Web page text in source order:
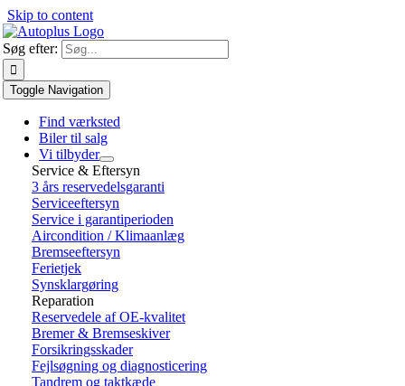
Skip to content
Søg efter:
Toggle Navigation
Find værksted
Biler til salg
Vi tilbyder
Service & Eftersyn
3 års reservedelsgaranti
Serviceeftersyn
Service i garantiperioden
Aircondition / Klimaanlæg
Bremseeftersyn
Ferietjek
Synsklargøring
Reparation
Reservedele af OE-kvalitet
Bremer & Bremseskiver
Forsikringsskader
Fejlsøgning og diagnosticering
Tandrem og taktkæde